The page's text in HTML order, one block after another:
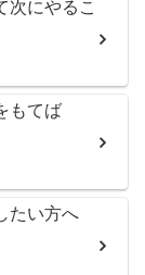
次にやるこ
もてば
たい方へ